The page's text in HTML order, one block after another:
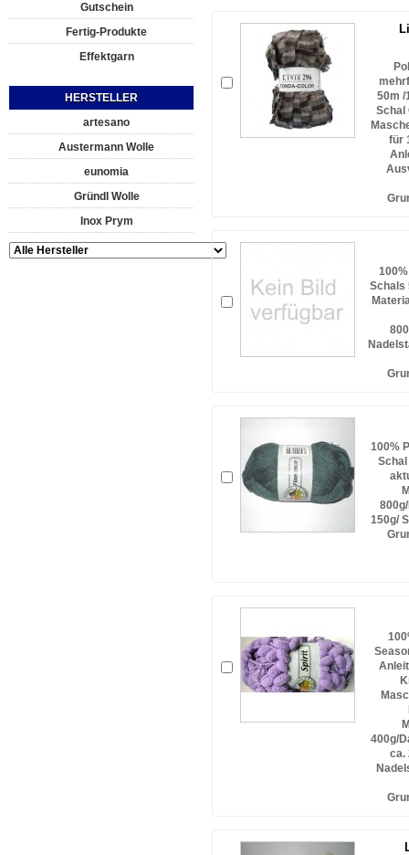
Gutschein
Fertig-Produkte
Effektgarn
HERSTELLER
artesano
Austermann Wolle
eunomia
Gründl Wolle
Inox Prym
50m /
Schal
für
Schals
100%
150g/
400g/
ca.